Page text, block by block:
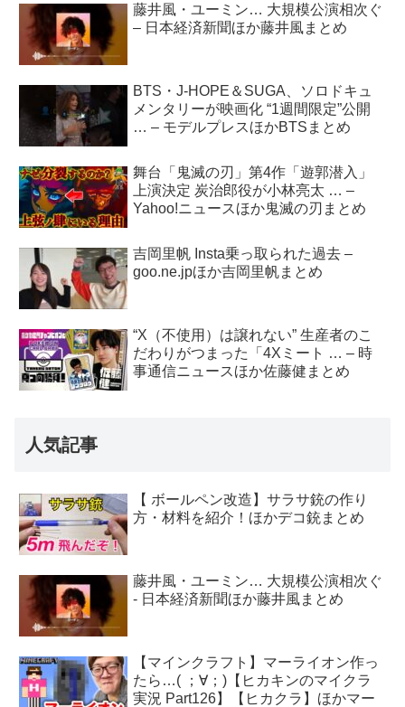
藤井風・ユーミン… 大規模公演相次ぐ
– 日本経済新聞ほか藤井風まとめ
BTS・J-HOPE＆SUGA、ソロドキュ
メンタリーが映画化 “1週間限定”公開
… – モデルプレスほかBTSまとめ
舞台「鬼滅の刃」第4作「遊郭潜入」
上演決定 炭治郎役が小林亮太 … –
Yahoo!ニュースほか鬼滅の刃まとめ
吉岡里帆 Insta乗っ取られた過去 –
goo.ne.jpほか吉岡里帆まとめ
“X（不使用）は譲れない” 生産者のこ
だわりがつまった「4Xミート … – 時
事通信ニュースほか佐藤健まとめ
人気記事
【 ボールペン改造】サラサ銃の作り
方・材料を紹介！ほかデコ銃まとめ
藤井風・ユーミン… 大規模公演相次ぐ
- 日本経済新聞ほか藤井風まとめ
【マインクラフト】マーライオン作っ
たら…( ；∀；)【ヒカキンのマイクラ
実況 Part126】【ヒカクラ】ほかマー